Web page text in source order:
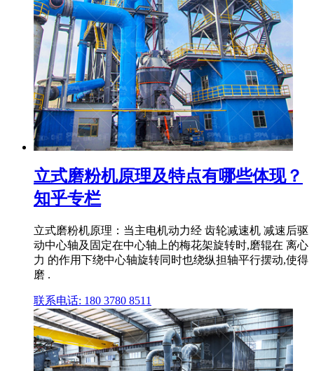
立式磨粉机原理及特点有哪些体现？
知乎专栏
立式磨粉机原理：当主电机动力经 齿轮减速机 减速后驱
动中心轴及固定在中心轴上的梅花架旋转时,磨辊在 离心
力 的作用下绕中心轴旋转同时也绕纵担轴平行摆动,使得
磨 .
联系电话: 180 3780 8511